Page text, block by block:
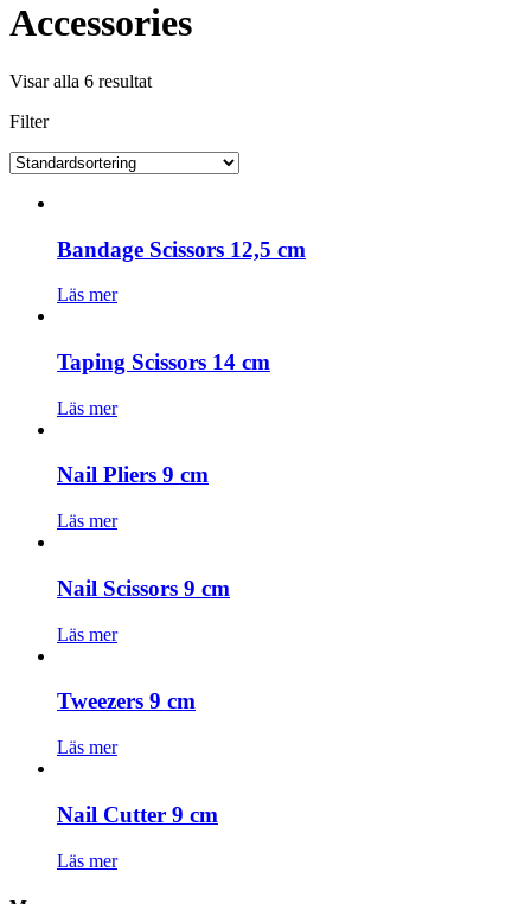
Accessories
Visar alla 6 resultat
Filter
Bandage Scissors 12,5 cm
Läs mer
Taping Scissors 14 cm
Läs mer
Nail Pliers 9 cm
Läs mer
Nail Scissors 9 cm
Läs mer
Tweezers 9 cm
Läs mer
Nail Cutter 9 cm
Läs mer